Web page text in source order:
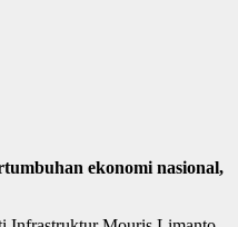
ekonomi nasional,